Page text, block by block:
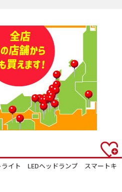
イト LEDヘッドランプ スマートキ